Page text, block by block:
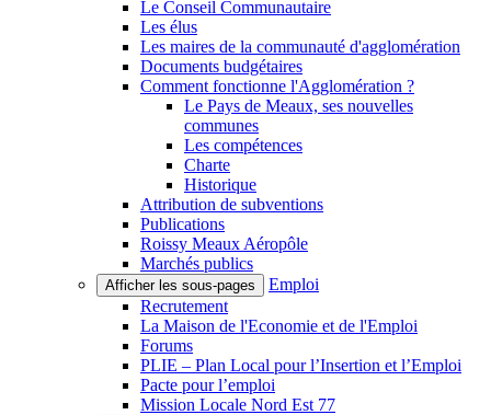
Le Conseil Communautaire
Les élus
Les maires de la communauté d'agglomération
Documents budgétaires
Comment fonctionne l'Agglomération ?
Le Pays de Meaux, ses nouvelles
communes
Les compétences
Charte
Historique
Attribution de subventions
Publications
Roissy Meaux Aéropôle
Marchés publics
Afficher les sous-pages
Emploi
Recrutement
La Maison de l'Economie et de l'Emploi
Forums
PLIE – Plan Local pour l’Insertion et l’Emploi
Pacte pour l’emploi
Mission Locale Nord Est 77